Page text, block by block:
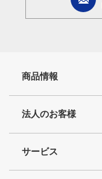
商品情報
法人のお客様
サービス